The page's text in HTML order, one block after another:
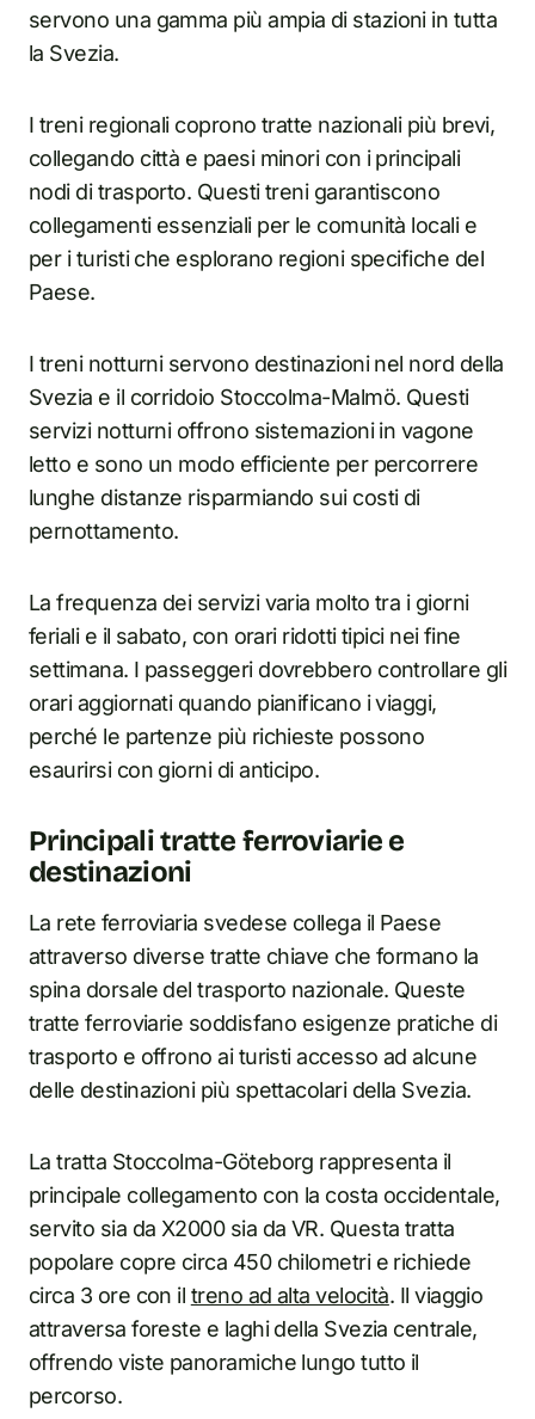
servono una gamma più ampia di stazioni in tutta
la Svezia.
I treni regionali coprono tratte nazionali più brevi,
collegando città e paesi minori con i principali
nodi di trasporto. Questi treni garantiscono
collegamenti essenziali per le comunità locali e
per i turisti che esplorano regioni specifiche del
Paese.
I treni notturni servono destinazioni nel nord della
Svezia e il corridoio Stoccolma-Malmö. Questi
servizi notturni offrono sistemazioni in vagone
letto e sono un modo efficiente per percorrere
lunghe distanze risparmiando sui costi di
pernottamento.
La frequenza dei servizi varia molto tra i giorni
feriali e il sabato, con orari ridotti tipici nei fine
settimana. I passeggeri dovrebbero controllare gli
orari aggiornati quando pianificano i viaggi,
perché le partenze più richieste possono
esaurirsi con giorni di anticipo.
Principali tratte ferroviarie e
destinazioni
La rete ferroviaria svedese collega il Paese
attraverso diverse tratte chiave che formano la
spina dorsale del trasporto nazionale. Queste
tratte ferroviarie soddisfano esigenze pratiche di
trasporto e offrono ai turisti accesso ad alcune
delle destinazioni più spettacolari della Svezia.
La tratta Stoccolma-Göteborg rappresenta il
principale collegamento con la costa occidentale,
servito sia da X2000 sia da VR. Questa tratta
popolare copre circa 450 chilometri e richiede
circa 3 ore con il treno ad alta velocità. Il viaggio
attraversa foreste e laghi della Svezia centrale,
offrendo viste panoramiche lungo tutto il
percorso.